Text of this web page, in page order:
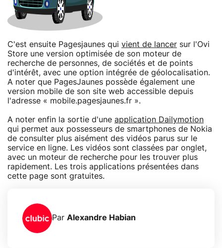
C'est ensuite Pagesjaunes qui vient de lancer sur l'Ovi
Store une version optimisée de son moteur de
recherche de personnes, de sociétés et de points
d'intérêt, avec une option intégrée de géolocalisation.
A noter que PagesJaunes possède également une
version mobile de son site web accessible depuis
l'adresse « mobile.pagesjaunes.fr ».
A noter enfin la sortie d'une application Dailymotion
qui permet aux possesseurs de smartphones de Nokia
de consulter plus aisément des vidéos parus sur le
service en ligne. Les vidéos sont classées par onglet,
avec un moteur de recherche pour les trouver plus
rapidement. Les trois applications présentées dans
cette page sont gratuites.
Par Alexandre Habian